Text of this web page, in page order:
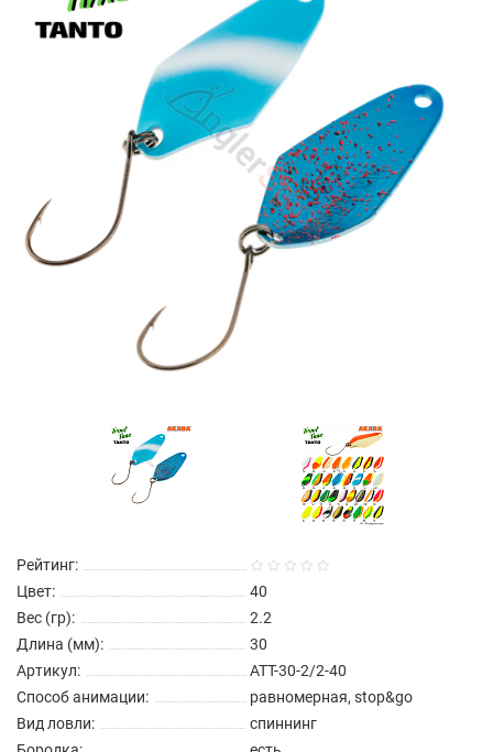
Рейтинг:
Цвет:
40
Вес (гр):
2.2
Длина (мм):
30
Артикул:
ATT-30-2/2-40
Способ анимации:
равномерная, stop&go
Вид ловли:
спиннинг